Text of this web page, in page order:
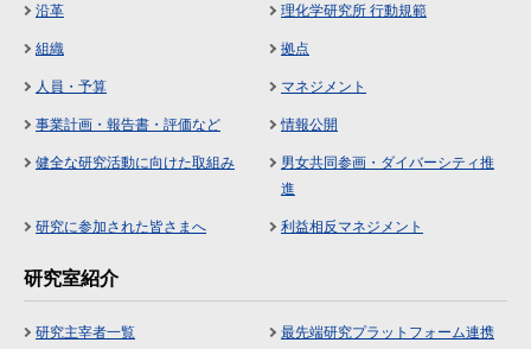
沿革 理化学研究所 行動規範
組織 拠点
人員・予算 マネジメント
事業計画・報告書・評価など 情報公開
健全な研究活動に向けた取組み
男女共同参画・ダイバーシティ推
進
研究に参加された皆さまへ 利益相反マネジメント
研究室紹介
研究主宰者一覧
最先端研究プラットフォーム連携